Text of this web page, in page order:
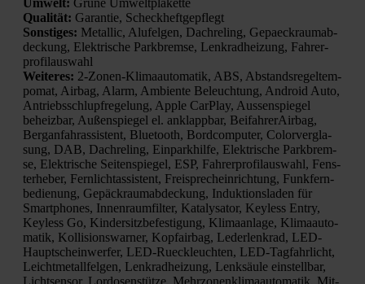
Umwelt: Grü­ne Umwelt­pla­ket­te
Qua­li­tät: Garan­tie, Scheck­heft­ge­pflegt
Sons­ti­ges: Metal­lic, Alu­fel­gen, Dach­re­ling, Gepaeck­raum­ab­
de­ckung, Elek­tri­sche Park­brem­se, Lenk­rad­hei­zung, Fah­rer­
pro­fil­aus­wahl
Wei­te­res: 2‑Zo­nen-Kli­ma­au­to­ma­tik, ABS, Abstands­re­gel­tem­
po­mat, Air­bag, Alarm, Ambi­en­te Beleuch­tung, Android Auto,
Antriebs­schlupf­re­ge­lung, Apple Car­Play, Aus­sen­spie­gel
beheiz­bar, Außen­spie­gel el. anklapp­bar, Bei­fah­rer­Air­bag,
Berg­an­fahr­as­sis­tent, Blue­tooth, Bord­com­pu­ter, Color­ver­gla­
sung, DAB, Dach­re­ling, Ein­park­hil­fe, Elek­tri­sche Park­brem­
se, Elek­tri­sche Sei­ten­spie­gel, ESP, Fah­rer­pro­fil­aus­wahl, Fens­
ter­he­ber, Fern­licht­as­sis­tent, Frei­sprech­ein­rich­tung, Funk­fern­
be­die­nung, Gepäck­raum­ab­de­ckung, Induk­ti­ons­la­den für
Smart­phones, Innen­raum­fil­ter, Kata­ly­sa­tor, Keyl­ess Ent­ry,
Keyl­ess Go, Kin­der­sitz­be­fes­ti­gung, Kli­ma­an­la­ge, Kli­ma­au­to­
ma­tik, Kol­li­si­ons­war­ner, Kopf­air­bag, Leder­lenk­rad, LED-
Haupt­schein­wer­fer, LED-Rueck­leuch­ten, LED-Tag­fahr­licht,
Leicht­me­tall­fel­gen, Lenk­rad­hei­zung, Lenk­säu­le ein­stell­bar,